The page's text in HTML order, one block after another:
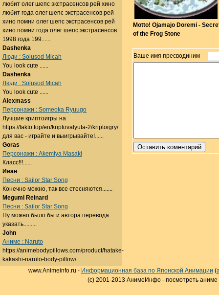
Motto! Ojamajo Doremi -
of the Frog Stone
Ваше имя пресводиним
любит олег шепс экстрасенсов рей хино
любит года олег шепс экстрасенсов рей
хино помни олег шепс экстрасенсов рей
хино помни года олег шепс экстрасенсов
1998 года 199......
Dashenka
Люди : Solusod Micah
You look cute ......
Dashenka
Люди : Solusod Micah
You look cute ......
Alexmass
Персонажи : Someoka Ryuugo
Лучшие криптоигры на
https://fakto.top/en/kriptovalyuta-2/kriptoigry/
для вас - играйте и выигрывайте!......
Goras
Персонажи : Akemiya Masaki
Класс!!!......
Иван
Песни : Sailor Star Song
Конечно можно, так все стесняются.......
Megumi Reinard
Песни : Sailor Star Song
Ну можно было бы и автора перевода
указать.........
John
Аниме : Naruto
https://animebodypillows.com/product/hatake-
kakashi-naruto-body-pillow/......
www.Animeinfo.ru - Информационная база по Японской Анимации (
(c) 2001-2013 АнимеИнфо - посмотреть аниме